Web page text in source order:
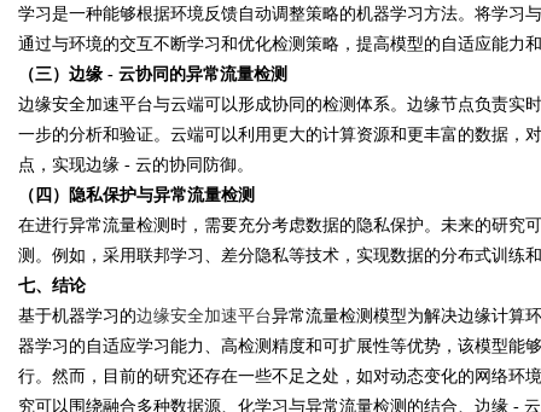
学习是一种能够根据环境反馈自动调整策略的机器学习方法。将学习
通过与环境的交互不断学习和优化检测策略，提高模型的自适应能力
（三）边缘 - 云协同的异常流量检测
边缘安全加速平台与云端可以形成协同的检测体系。边缘节点负责实
一步的分析和验证。云端可以利用更大的计算资源和更丰富的数据，
点，实现边缘 - 云的协同防御。
（四）隐私保护与异常流量检测
在进行异常流量检测时，需要充分考虑数据的隐私保护。未来的研究
测。例如，采用联邦学习、差分隐私等技术，实现数据的分布式训练
七、结论
基于机器学习的边缘安全加速平台异常流量检测模型为解决边缘计算
器学习的自适应学习能力、高检测精度和可扩展性等优势，该模型能
行。然而，目前的研究还存在一些不足之处，如对动态变化的网络环
究可以围绕融合多种数据源、化学习与异常流量检测的结合、边缘 -